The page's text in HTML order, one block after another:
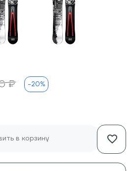
₽ -20%
в корзину